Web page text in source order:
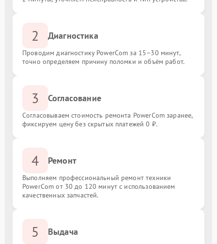
2 Диагностика
Проводим диагностику PowerCom за 15–30 минут,
точно определяем причину поломки и объём работ.
3 Согласование
Согласовываем стоимость ремонта PowerCom заранее,
фиксируем цену без скрытых платежей 0 ₽.
4 Ремонт
Выполняем профессиональный ремонт техники
PowerCom от 30 до 120 минут с использованием
качественных запчастей.
5 Выдача